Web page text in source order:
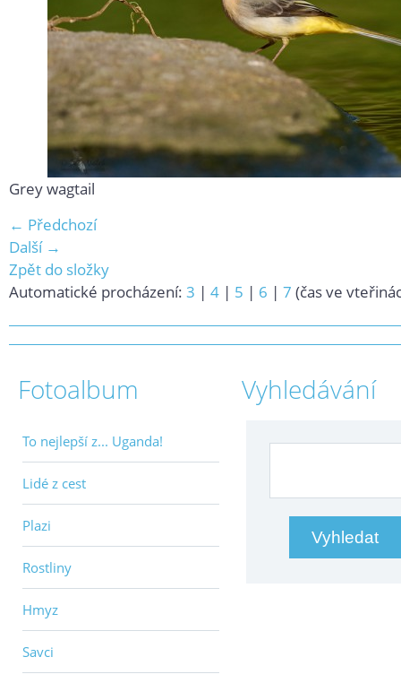
Grey wagtail
← Předchozí
Další →
Zpět do složky
Automatické procházení: 3 | 4 | 5 | 6 | 7 (čas ve
Fotoalbum
To nejlepší z... Uganda!
Lidé z cest
Plazi
Rostliny
Hmyz
Savci
Vyhledávání